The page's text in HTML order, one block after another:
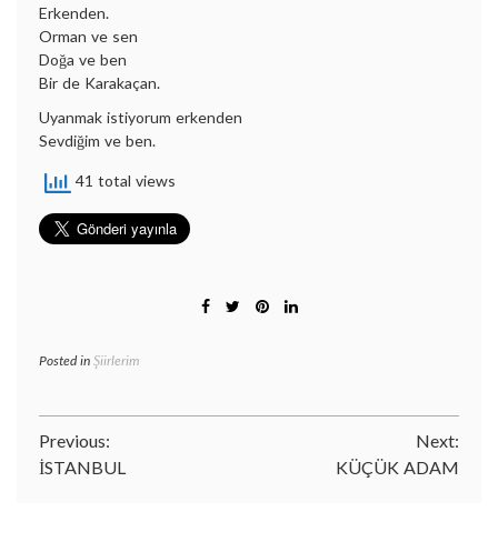
Erkenden.
Orman ve sen
Doğa ve ben
Bir de Karakaçan.
Uyanmak istiyorum erkenden
Sevdiğim ve ben.
41 total views
Posted in Şiirlerim
Yazı
gezinmesi
Previous:
İSTANBUL
Next:
KÜÇÜK ADAM